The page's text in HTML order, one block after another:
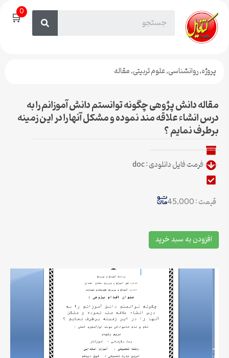
🛒0
پروژه,روانشناسی,علوم تربیتی,مقاله
مقاله دانش پژوهی چگونه توانستم دانش آموزانم را به
درس انشاء علاقه مند نموده و مشکل آنها را در این زمینه
برطرف نمایم ؟
فرمت فایل دانلودی : doc
قیمت : 45,000
افزودن به سبد خرید